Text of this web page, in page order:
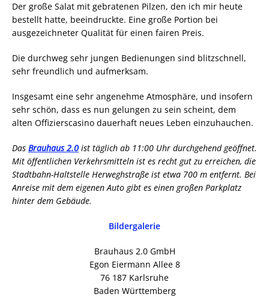
Der große Salat mit gebratenen Pilzen, den ich mir heute
bestellt hatte, beeindruckte. Eine große Portion bei
ausgezeichneter Qualität für einen fairen Preis.
Die durchweg sehr jungen Bedienungen sind blitzschnell,
sehr freundlich und aufmerksam.
Insgesamt eine sehr angenehme Atmosphäre, und insofern
sehr schön, dass es nun gelungen zu sein scheint, dem
alten Offizierscasino dauerhaft neues Leben einzuhauchen.
Das Brauhaus 2.0 ist täglich ab 11:00 Uhr durchgehend geöffnet.
Mit öffentlichen Verkehrsmitteln ist es recht gut zu erreichen, die
Stadtbahn-Haltstelle Herweghstraße ist etwa 700 m entfernt. Bei
Anreise mit dem eigenen Auto gibt es einen großen Parkplatz
hinter dem Gebäude.
Bildergalerie
Brauhaus 2.0 GmbH
Egon Eiermann Allee 8
76 187 Karlsruhe
Baden Württemberg